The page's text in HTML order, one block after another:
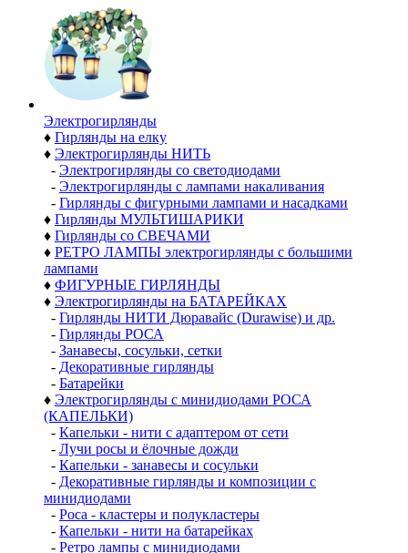
Электро­гирлянды
♦ Гирлянды на елку
♦ Электрогирлянды НИТЬ
- Электрогирлянды со светодиодами
- Электрогирлянды с лампами накаливания
- Гирлянды с фигурными лампами и насадками
♦ Гирлянды МУЛЬТИШАРИКИ
♦ Гирлянды со СВЕЧАМИ
♦ РЕТРО ЛАМПЫ электрогирлянды с большими
лампами
♦ ФИГУРНЫЕ ГИРЛЯНДЫ
♦ Электрогирлянды на БАТАРЕЙКАХ
- Гирлянды НИТИ Дюравайс (Durawise) и др.
- Гирлянды РОСА
- Занавесы, сосульки, сетки
- Декоративные гирлянды
- Батарейки
♦ Электрогирлянды с минидиодами РОСА
(КАПЕЛЬКИ)
- Капельки - нити с адаптером от сети
- Лучи росы и ёлочные дожди
- Капельки - занавесы и сосульки
- Декоративные гирлянды и композиции с
минидиодами
- Роса - кластеры и полукластеры
- Капельки - нити на батарейках
- Ретро лампы с минидиодами